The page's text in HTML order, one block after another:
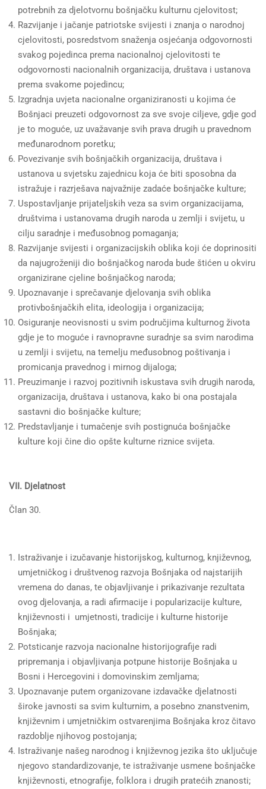
potrebnih za djelotvornu bošnjačku kulturnu cjelovitost;
Razvijanje i jačanje patriotske svijesti i znanja o narodnoj
cjelovitosti, posredstvom snaženja osjećanja odgovornosti
svakog pojedinca prema nacionalnoj cjelovitosti te
odgovornosti nacionalnih organizacija, društava i ustanova
prema svakome pojedincu;
Izgradnja uvjeta nacionalne organiziranosti u kojima će
Bošnjaci preuzeti odgovornost za sve svoje ciljeve, gdje god
je to moguće, uz uvažavanje svih prava drugih u pravednom
međunarodnom poretku;
Povezivanje svih bošnjačkih organizacija, društava i
ustanova u svjetsku zajednicu koja će biti sposobna da
istražuje i razrješava najvažnije zadaće bošnjačke kulture;
Uspostavljanje prijateljskih veza sa svim organizacijama,
društvima i ustanovama drugih naroda u zemlji i svijetu, u
cilju saradnje i međusobnog pomaganja;
Razvijanje svijesti i organizacijskih oblika koji će doprinositi
da najugroženiji dio bošnjačkog naroda bude štićen u okviru
organizirane cjeline bošnjačkog naroda;
Upoznavanje i sprečavanje djelovanja svih oblika
protivbošnjačkih elita, ideologija i organizacija;
Osiguranje neovisnosti u svim područjima kulturnog života
gdje je to moguće i ravnopravne suradnje sa svim narodima
u zemlji i svijetu, na temelju međusobnog poštivanja i
promicanja pravednog i mirnog dijaloga;
Preuzimanje i razvoj pozitivnih iskustava svih drugih naroda,
organizacija, društava i ustanova, kako bi ona postajala
sastavni dio bošnjačke kulture;
Predstavljanje i tumačenje svih postignuća bošnjačke
kulture koji čine dio opšte kulturne riznice svijeta.
VII. Djelatnost
Član 30.
Istraživanje i izučavanje historijskog, kulturnog, književnog,
umjetničkog i društvenog razvoja Bošnjaka od najstarijih
vremena do danas, te objavljivanje i prikazivanje rezultata
ovog djelovanja, a radi afirmacije i popularizacije kulture,
književnosti i umjetnosti, tradicije i kulturne historije
Bošnjaka;
Potsticanje razvoja nacionalne historijografije radi
pripremanja i objavljivanja potpune historije Bošnjaka u
Bosni i Hercegovini i domovinskim zemljama;
Upoznavanje putem organizovane izdavačke djelatnosti
široke javnosti sa svim kulturnim, a posebno znanstvenim,
književnim i umjetničkim ostvarenjima Bošnjaka kroz čitavo
razdoblje njihovog postojanja;
Istraživanje našeg narodnog i književnog jezika što uključuje
njegovo standardizovanje, te istraživanje usmene bošnjačke
književnosti, etnografije, folklora i drugih pratećih znanosti;